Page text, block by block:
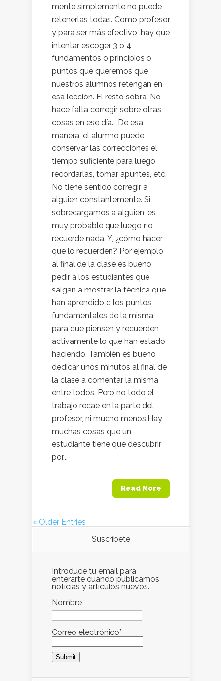
mente simplemente no puede
retenerlas todas. Como profesor
y para ser más efectivo, hay que
intentar escoger 3 o 4
fundamentos o principios o
puntos que queremos que
nuestros alumnos retengan en
esa lección. El resto sobra. No
hace falta corregir sobre otras
cosas en ese día. De esa
manera, el alumno puede
conservar las correcciones el
tiempo suficiente para luego
recordarlas, tomar apuntes, etc.
No tiene sentido corregir a
alguien constantemente. Si
sobrecargamos a alguien, es
muy probable que luego no
recuerde nada. Y, ¿cómo hacer
que lo recuerden? Por ejemplo
al final de la clase es bueno
pedir a los estudiantes que
salgan a mostrar la técnica que
han aprendido o los puntos
fundamentales de la misma
para que piensen y recuerden
activamente lo que han estado
haciendo. También es bueno
dedicar unos minutos al final de
la clase a comentar la misma
entre todos. Pero no todo el
trabajo recae en la parte del
profesor, ni mucho menos.Hay
muchas cosas que un
estudiante tiene que descubrir
por...
Read More
« Older Entries
Suscríbete
Introduce tu email para
enterarte cuando publicamos
noticias y artículos nuevos.
Nombre
Correo electrónico*